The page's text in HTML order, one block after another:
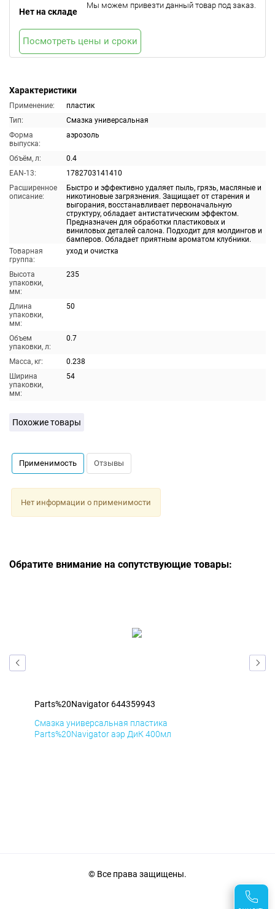
Характеристики
Применение:
пластик
Тип:
Смазка универсальная
Форма
выпуска:
аэрозоль
Объём, л:
0.4
EAN-13:
1782703141410
Расширенное
описание:
Быстро и эффективно удаляет пыль, грязь, масляные и
никотиновые загрязнения. Защищает от старения и
выгорания, восстанавливает первоначальную
структуру, обладает антистатическим эффектом.
Предназначен для обработки пластиковых и
виниловых деталей салона. Подходит для молдингов и
бамперов. Обладает приятным ароматом клубники.
Товарная
группа:
уход и очистка
Высота
упаковки,
мм:
235
Длина
упаковки,
мм:
50
Объем
упаковки, л:
0.7
Масса, кг:
0.238
Ширина
упаковки,
мм:
54
Нет на складе
Мы можем привезти данный товар под заказ.
Посмотреть цены и сроки
Похожие товары
Применимость Отзывы
Нет информации о применимости
Обратите внимание на сопутствующие товары:
Parts%20Navigator 644359943
Смазка универсальная пластика
Parts%20Navigator аэр ДиК 400мл
© Все права защищены.